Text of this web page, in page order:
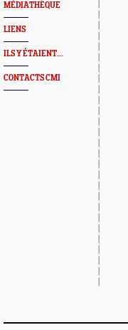
MÉDIATHÈQUE
LIENS
ILS Y ÉTAIENT...
CONTACTS CMI